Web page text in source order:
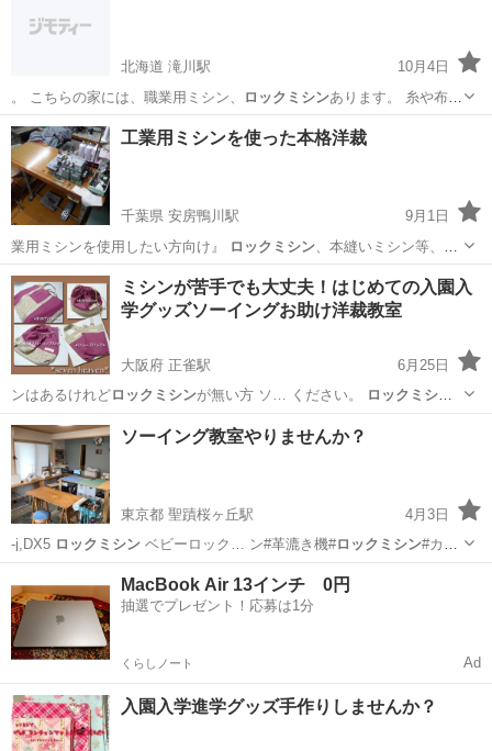
北海道 滝川駅
10月4日
。 こちらの家には、職業用ミシン、
ロックミシンあります。 糸や布は
ご自身でご用…
北海道 砂川市 滝川駅 洋裁 ロックミシン
工業用ミシンを使った本格洋裁
千葉県 安房鴨川駅
9月1日
業用ミシンを使用したい方向け』
ロックミシン、本縫いミシン等、約
２０台を使えま…
千葉 鴨川市 安房鴨川駅 洋裁 ロックミシン
ミシンが苦手でも大丈夫！はじめての入園入
学グッズソーイングお助け洋裁教室
大阪府 正雀駅
6月25日
ンはあるけれどロックミシンが無い方 ソ… ください。
ロックミシン
も糸は白か黒に…
大阪 吹田市 正雀駅 洋裁 ソーイング
ソーイング教室やりませんか？
東京都 聖蹟桜ヶ丘駅
4月3日
-j,DX5 ロックミシンベビーロック… ン#革漉き機#ロックミシン#カバ
ーステッ…
その他 ロックミシン
MacBook Air 13インチ 0円
抽選でプレゼント！応募は1分
くらしノート Ad
入園入学進学グッズ手作りしませんか？